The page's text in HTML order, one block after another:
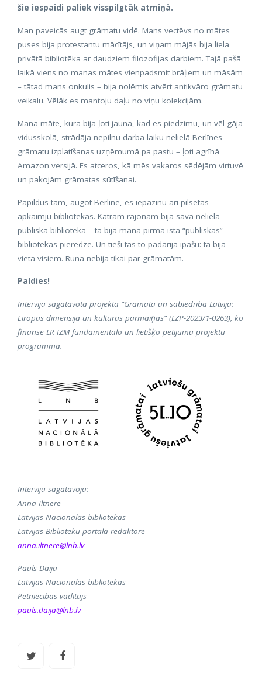
šie iespaidi paliek visspilgtāk atmiņā.
Man paveicās augt grāmatu vidē. Mans vectēvs no mātes
puses bija protestantu mācītājs, un viņam mājās bija liela
privātā bibliotēka ar daudziem filozofijas darbiem. Tajā pašā
laikā viens no manas mātes vienpadsmit brāļiem un māsām
– tātad mans onkulis – bija nolēmis atvērt antikvāro grāmatu
veikalu. Vēlāk es mantoju daļu no viņu kolekcijām.
Mana māte, kura bija ļoti jauna, kad es piedzimu, un vēl gāja
vidusskolā, strādāja nepilnu darba laiku nelielā Berlīnes
grāmatu izplatīšanas uzņēmumā pa pastu – ļoti agrīnā
Amazon versijā. Es atceros, kā mēs vakaros sēdējām virtuvē
un pakojām grāmatas sūtīšanai.
Papildus tam, augot Berlīnē, es iepazinu arī pilsētas
apkaimju bibliotēkas. Katram rajonam bija sava neliela
publiskā bibliotēka – tā bija mana pirmā īstā “publiskās”
bibliotēkas pieredze. Un tieši tas to padarīja īpašu: tā bija
vieta visiem. Runa nebija tikai par grāmatām.
Paldies!
Intervija sagatavota projektā “Grāmata un sabiedrība Latvijā:
Eiropas dimensija un kultūras pārmaiņas” (LZP-2023/1-0263), ko
finansē LR IZM fundamentālo un lietišķo pētījumu projektu
programmā.
Interviju sagatavoja:
Anna Iltnere
Latvijas Nacionālās bibliotēkas
Latvijas Bibliotēku portāla redaktore
anna.iltnere@lnb.lv
Pauls Daija
Latvijas Nacionālās bibliotēkas
Pētniecības vadītājs
pauls.daija@lnb.lv